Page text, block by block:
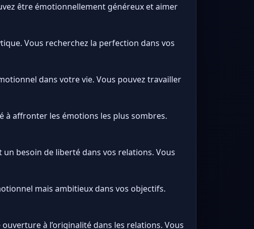
être émotionnellement généreux et aimer
Vous recherchez la perfection dans vos
dans votre vie. Vous pouvez travailler
affronter les émotions les plus sombres.
besoin de liberté dans vos relations. Vous
mais ambitieux dans vos objectifs.
à l’originalité dans les relations. Vous